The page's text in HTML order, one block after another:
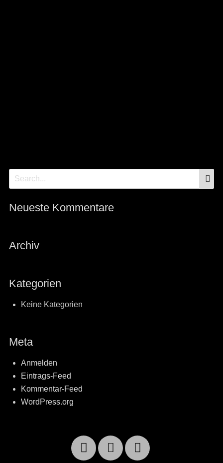
Search
for:
Neueste Kommentare
Archiv
Kategorien
Keine Kategorien
Meta
Anmelden
Eintrags-Feed
Kommentar-Feed
WordPress.org
Facebook
Email YouTube